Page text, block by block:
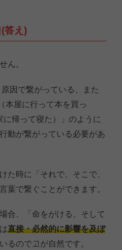
答え)
ん。
因で繋がっている、また
本屋に行って本を買っ
帰って寝た）」のように
動が繋がっている必要があ
た時に「それで、そこで、
葉で繋ぐことができます。
合、「命をがける、そして
直接・必然的に影響を及ぼ
るので고が自然です。